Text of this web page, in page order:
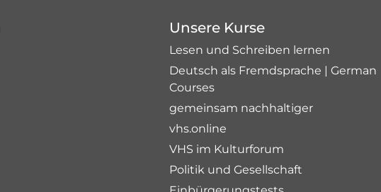
Unsere Kurse
Lesen und Schreiben lernen
Deutsch als Fremdsprache | German
Courses
gemeinsam nachhaltiger
vhs.online
VHS im Kulturforum
Politik und Gesellschaft